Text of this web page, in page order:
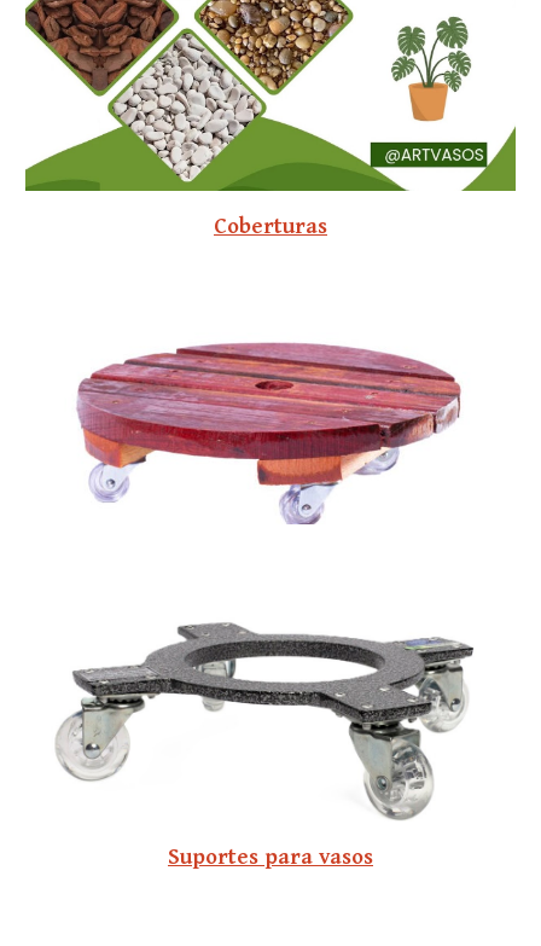
Coberturas
Suportes para vasos